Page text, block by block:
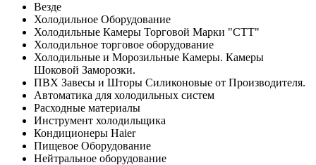
Везде
Холодильное Оборудование
Холодильные Камеры Торговой Марки "СТТ"
Холодильное торговое оборудование
Холодильные и Морозильные Камеры. Камеры
Шоковой Заморозки.
ПВХ Завесы и Шторы Силиконовые от Производителя.
Автоматика для холодильных систем
Расходные материалы
Инструмент холодильщика
Кондиционеры Haier
Пищевое Оборудование
Нейтральное оборудование